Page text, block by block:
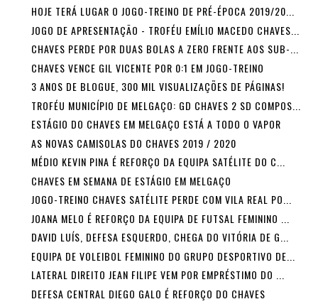
HOJE TERÁ LUGAR O JOGO-TREINO DE PRÉ-ÉPOCA 2019/20...
JOGO DE APRESENTAÇÃO - TROFÉU EMÍLIO MACEDO CHAVES...
CHAVES PERDE POR DUAS BOLAS A ZERO FRENTE AOS SUB-...
CHAVES VENCE GIL VICENTE POR 0:1 EM JOGO-TREINO
3 ANOS DE BLOGUE, 300 MIL VISUALIZAÇÕES DE PÁGINAS!
TROFÉU MUNICÍPIO DE MELGAÇO: GD CHAVES 2 SD COMPOS...
ESTÁGIO DO CHAVES EM MELGAÇO ESTÁ A TODO O VAPOR
AS NOVAS CAMISOLAS DO CHAVES 2019 / 2020
MÉDIO KEVIN PINA É REFORÇO DA EQUIPA SATÉLITE DO C...
CHAVES EM SEMANA DE ESTÁGIO EM MELGAÇO
JOGO-TREINO CHAVES SATÉLITE PERDE COM VILA REAL PO...
JOANA MELO É REFORÇO DA EQUIPA DE FUTSAL FEMININO ...
DAVID LUÍS, DEFESA ESQUERDO, CHEGA DO VITÓRIA DE G...
EQUIPA DE VOLEIBOL FEMININO DO GRUPO DESPORTIVO DE...
LATERAL DIREITO JEAN FILIPE VEM POR EMPRÉSTIMO DO ...
DEFESA CENTRAL DIEGO GALO É REFORÇO DO CHAVES